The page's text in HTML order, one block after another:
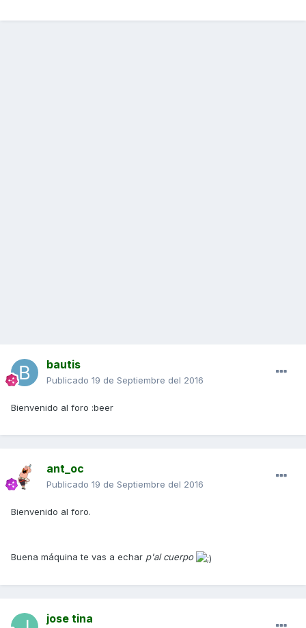
bautis
Publicado 19 de Septiembre del 2016
Bienvenido al foro :beer
ant_oc
Publicado 19 de Septiembre del 2016
Bienvenido al foro.
Buena máquina te vas a echar p'al cuerpo
jose tina